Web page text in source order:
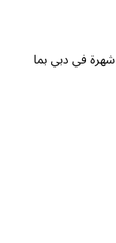
شهرة في دبي بما